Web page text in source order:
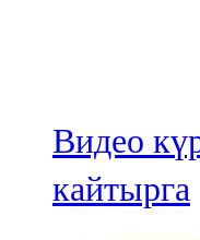
100,3 FM
Зәй
106,6 FM
Видео
кайтырга